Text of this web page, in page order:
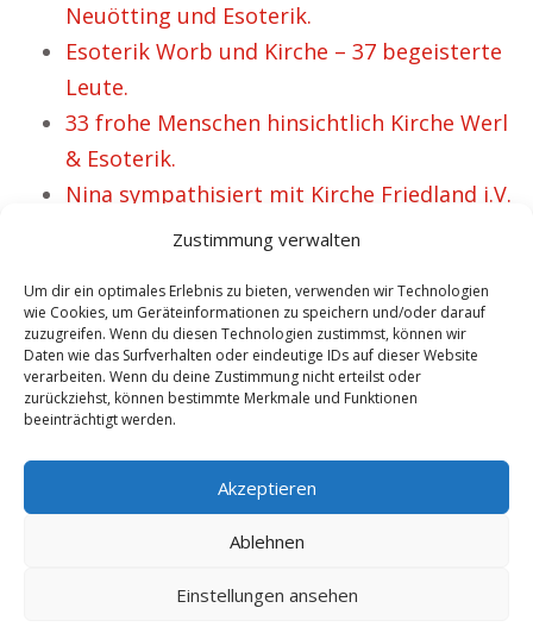
Zustimmung verwalten
Um dir ein optimales Erlebnis zu bieten, verwenden wir Technologien
wie Cookies, um Geräteinformationen zu speichern und/oder darauf
zuzugreifen. Wenn du diesen Technologien zustimmst, können wir
Daten wie das Surfverhalten oder eindeutige IDs auf dieser Website
verarbeiten. Wenn du deine Zustimmung nicht erteilst oder
zurückziehst, können bestimmte Merkmale und Funktionen
beeinträchtigt werden.
Akzeptieren
Ablehnen
Einstellungen ansehen
Neuötting und Esoterik.
Esoterik Worb und Kirche – 37 begeisterte
Leute.
33 frohe Menschen hinsichtlich Kirche Werl
& Esoterik.
Nina sympathisiert mit Kirche Friedland i.V.
mit Esoterik.
VORHERIGER ARTIKEL
Helen ist affin für
Kirche Syke &
Esoterik.
NÄCHSTER ARTIKEL
Kirche Tambach
Dietharz Esoterik –
ausgesprochen
Copyright by: Mutterteresa.com -